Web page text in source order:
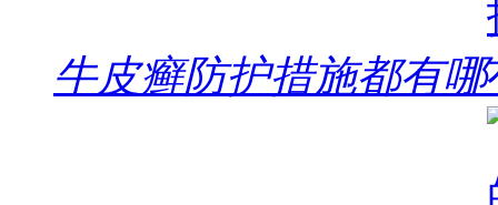
牛皮癣防护措施都有哪